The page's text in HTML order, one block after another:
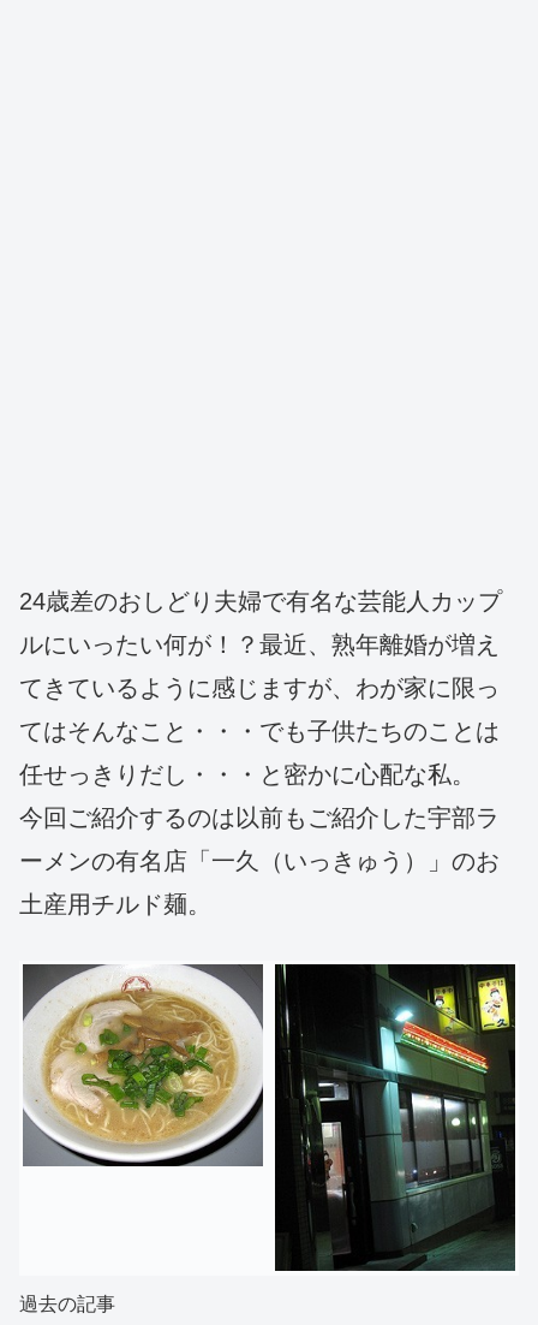
24歳差のおしどり夫婦で有名な芸能人カップ
ルにいったい何が！？最近、熟年離婚が増え
てきているように感じますが、わが家に限っ
てはそんなこと・・・でも子供たちのことは
任せっきりだし・・・と密かに心配な私。
今回ご紹介するのは以前もご紹介した宇部ラ
ーメンの有名店「一久（いっきゅう）」のお
土産用チルド麺。
過去の記事